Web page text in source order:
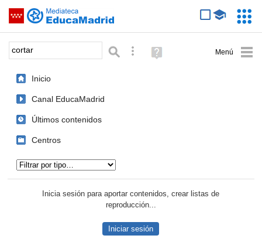
Saltar navegación
Palabra o frase: Búsqueda avanzada
Ayuda
(en
Inicio
Canal EducaMadrid
Últimos contenidos
Centros
Inicia sesión para aportar contenidos, crear listas de
reproducción...
Iniciar sesión